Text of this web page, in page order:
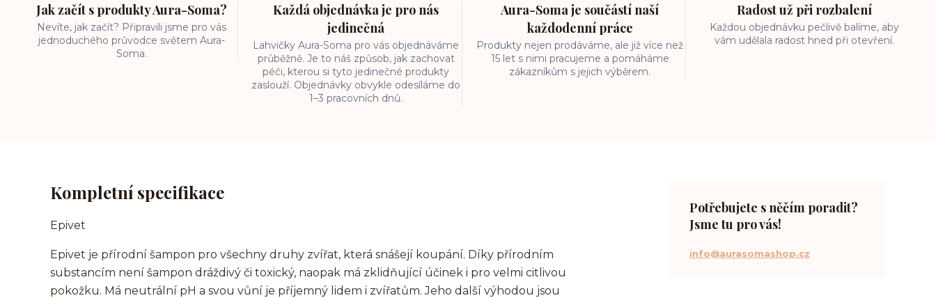
Jak začít s produkty Aura-Soma?
Nevíte, jak začít? Připravili jsme pro vás
jednoduchého průvodce světem Aura-
Soma.
Každá objednávka je pro nás
jedinečná
Lahvičky Aura-Soma pro vás objednáváme
průběžně. Je to náš způsob, jak zachovat
péči, kterou si tyto jedinečné produkty
zaslouží. Objednávky obvykle odesíláme do
1–3 pracovních dnů.
Aura-Soma je součástí naší
každodenní práce
Produkty nejen prodáváme, ale již více než
15 let s nimi pracujeme a pomáháme
zákazníkům s jejich výběrem.
Radost už při rozbalení
Každou objednávku pečlivě balíme, aby
vám udělala radost hned při otevření.
Kompletní specifikace
Epivet
Epivet je přírodní šampon pro všechny druhy zvířat, která snášejí koupání. Díky přírodním
substancím není šampon dráždivý či toxický, naopak má zklidňující účinek i pro velmi citlivou
pokožku. Má neutrální pH a svou vůní je příjemný lidem i zvířatům. Jeho další výhodou jsou
Potřebujete s něčím poradit?
Jsme tu pro vás!
info@aurasomashop.cz